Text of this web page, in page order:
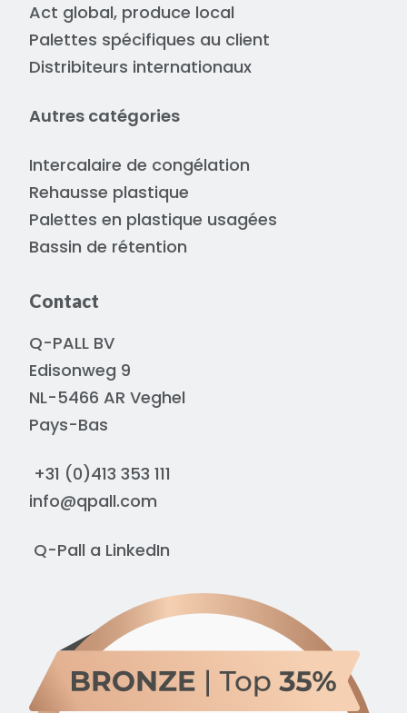
Act global, produce local
Palettes spécifiques au client
Distribiteurs internationaux
Autres catégories
Intercalaire de congélation
Rehausse plastique
Palettes en plastique usagées
Bassin de rétention
Contact
Q-PALL BV
Edisonweg 9
NL-5466 AR Veghel
Pays-Bas
+31 (0)413 353 111
info@qpall.com
Q-Pall a LinkedIn